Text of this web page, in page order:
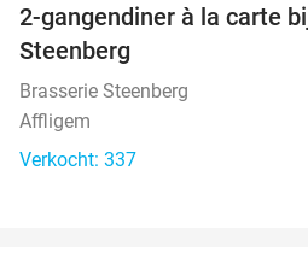
2-gangendiner à la carte
Steenberg
Brasserie Steenberg
Affligem
Verkocht: 337